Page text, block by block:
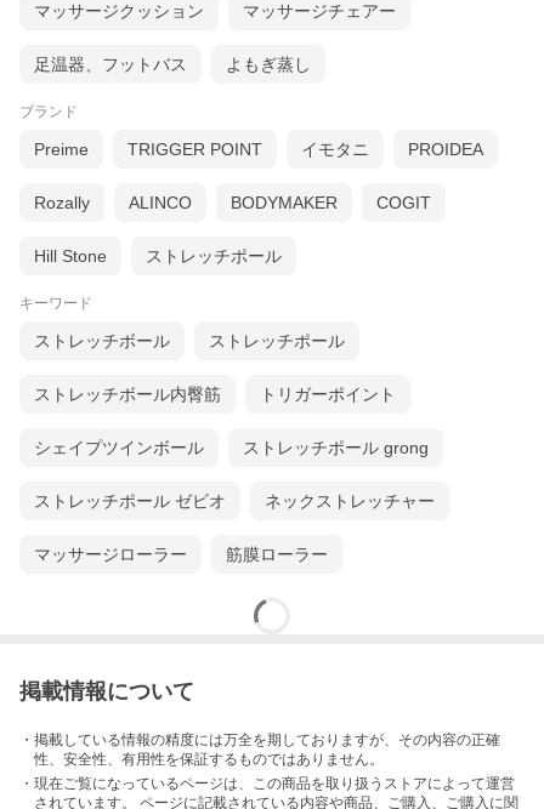
マッサージクッション マッサージチェアー
足温器、フットバス よもぎ蒸し
ブランド
Preime TRIGGER POINT イモタニ PROIDEA
Rozally ALINCO BODYMAKER COGIT
Hill Stone ストレッチポール
キーワード
ストレッチボール ストレッチポール
ストレッチボール内臀筋 トリガーポイント
シェイプツインボール ストレッチポール grong
ストレッチポール ゼビオ ネックストレッチャー
マッサージローラー 筋膜ローラー
掲載情報について
・掲載している情報の精度には万全を期しておりますが、その内容の正確
性、安全性、有用性を保証するものではありません。
・現在ご覧になっているページは、この商品を取り扱うストアによって運営
されています。 ページに記載されている内容や商品、ご購入 、ご購入に関